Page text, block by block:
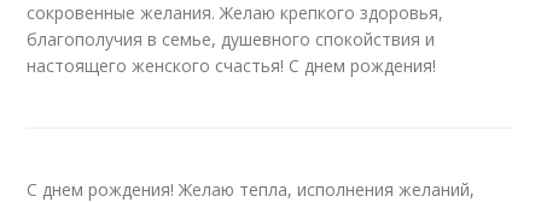
сокровенные желания. Желаю крепкого здоровья,
благополучия в семье, душевного спокойствия и
настоящего женского счастья! С днем рождения!
С днем рождения! Желаю тепла, исполнения желаний,